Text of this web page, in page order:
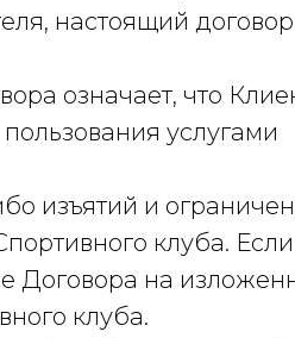
настоящий договор
означает, что
услугами
изъятий и
клуба.
Договора на
клуба.